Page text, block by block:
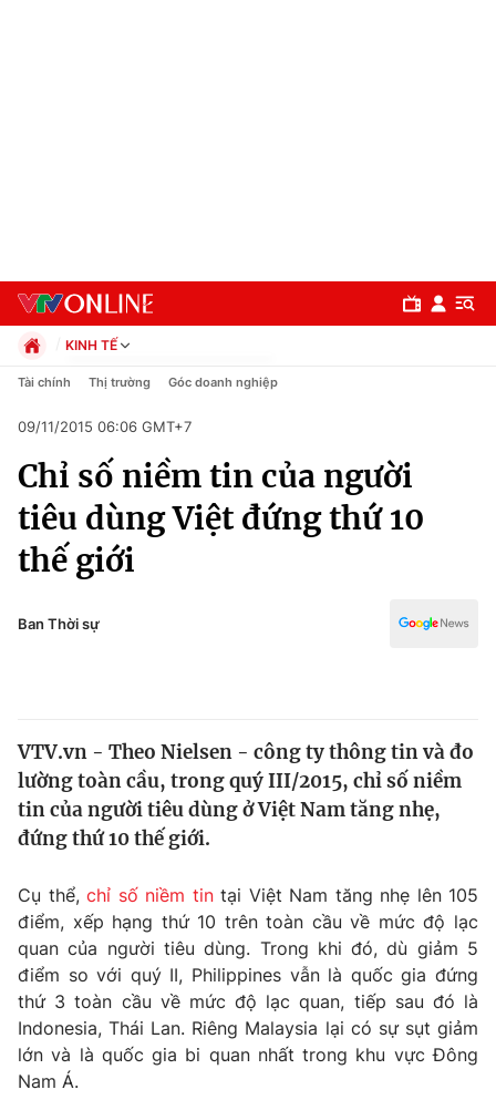
Chuyên mục
Chính trị
Xã hội
Pháp luật
Thế giới
Tin tức
Thế giới đó đây
Câu chuyện quốc tế
Kinh tế
Thị trường
Góc doanh nghiệp
Dữ liệu và đời sống
Truyền hình
Phim VTV
Hậu trường
Nhân vật
Giải trí
Điện ảnh
Đời sống
KINH TẾ
Chính trị
Pháp luật
Kinh tế
Thể thao
Truyền hình
Văn hóa - Giải trí
Y tế
Công nghệ
Tài chính Thị trường Góc doanh nghiệp
09/11/2015 06:06 GMT+7
Chỉ số niềm tin của người
tiêu dùng Việt đứng thứ 10
thế giới
Ban Thời sự
VTV.vn - Theo Nielsen - công ty thông tin và đo
lường toàn cầu, trong quý III/2015, chỉ số niềm
tin của người tiêu dùng ở Việt Nam tăng nhẹ,
đứng thứ 10 thế giới.
Cụ thể, chỉ số niềm tintại Việt Nam tăng nhẹ lên 105
điểm, xếp hạng thứ 10 trên toàn cầu về mức độ lạc
quan của người tiêu dùng. Trong khi đó, dù giảm 5
điểm so với quý II, Philippines vẫn là quốc gia đứng
thứ 3 toàn cầu về mức độ lạc quan, tiếp sau đó là
Indonesia, Thái Lan. Riêng Malaysia lại có sự sụt giảm
lớn và là quốc gia bi quan nhất trong khu vực Đông
Nam Á.